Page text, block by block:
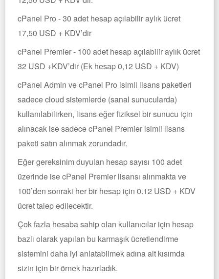
cPanel Pro - 30 adet hesap açılabilir aylık ücret
17,50 USD + KDV’dir
cPanel Premier - 100 adet hesap açılabilir aylık ücret
32 USD +KDV’dir (Ek hesap 0,12 USD + KDV)
cPanel Admin ve cPanel Pro isimli lisans paketleri
sadece cloud sistemlerde (sanal sunucularda)
kullanılabilirken, lisans eğer fiziksel bir sunucu için
alınacak ise sadece cPanel Premier isimli lisans
paketi satın alınmak zorundadır.
Eğer gereksinim duyulan hesap sayısı 100 adet
üzerinde ise cPanel Premier lisansı alınmakta ve
100’den sonraki her bir hesap için 0.12 USD + KDV
ücret talep edilecektir.
Çok fazla hesaba sahip olan kullanıcılar için hesap
bazlı olarak yapılan bu karmaşık ücretlendirme
sistemini daha iyi anlatabilmek adına alt kısımda
sizin için bir örnek hazırladık.